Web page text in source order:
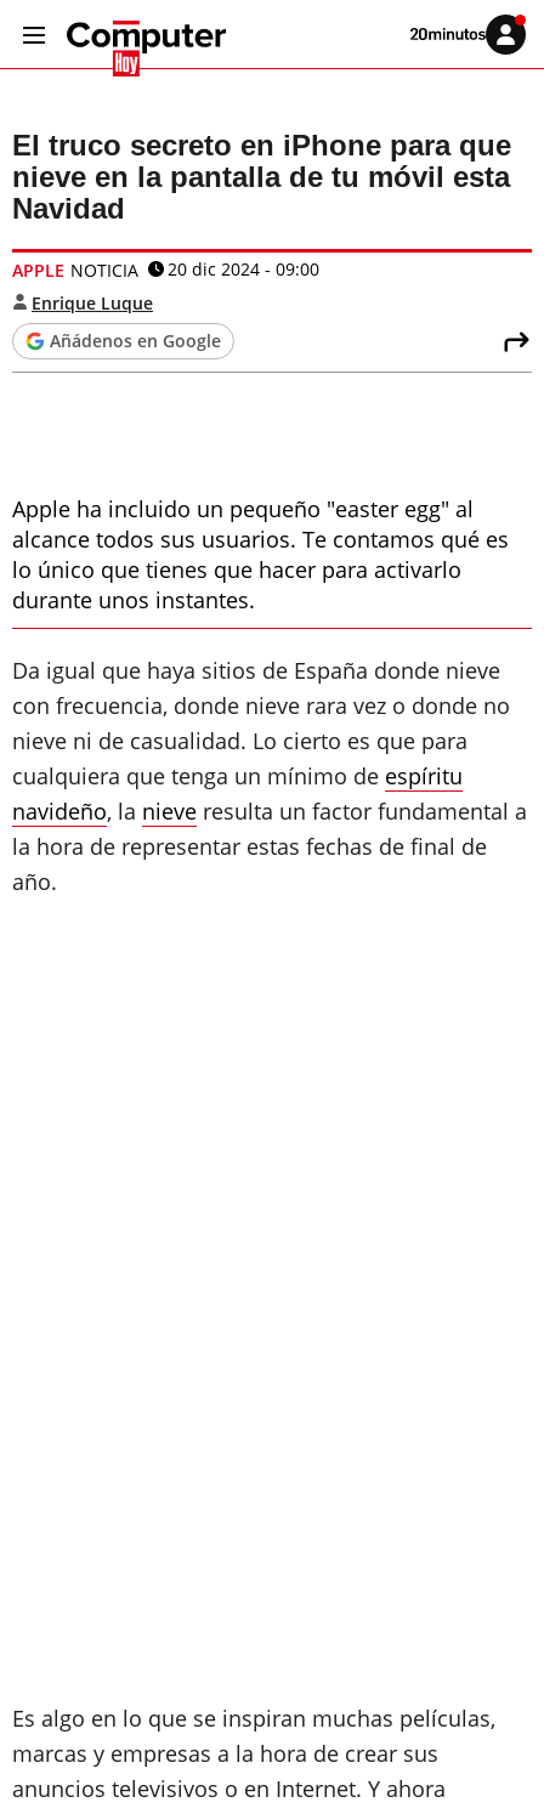
Volver
Iniciar
sesión
El truco secreto en iPhone para que
nieve en la pantalla de tu móvil esta
Navidad
APPLE NOTICIA
20 dic 2024 - 09:00
Enrique Luque
Añádenos en Google
Apple ha incluido un pequeño "easter egg" al
alcance todos sus usuarios. Te contamos qué es
lo único que tienes que hacer para activarlo
durante unos instantes.
Da igual que haya sitios de España donde nieve
con frecuencia, donde nieve rara vez o donde no
nieve ni de casualidad. Lo cierto es que para
cualquiera que tenga un mínimo de espíritu
navideño, la nieve resulta un factor fundamental a
la hora de representar estas fechas de final de
año.
Es algo en lo que se inspiran muchas películas,
marcas y empresas a la hora de crear sus
anuncios televisivos o en Internet. Y ahora